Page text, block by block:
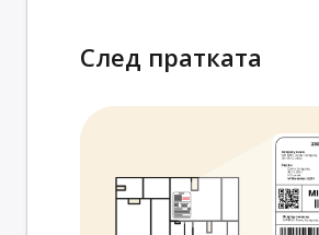
След пратката